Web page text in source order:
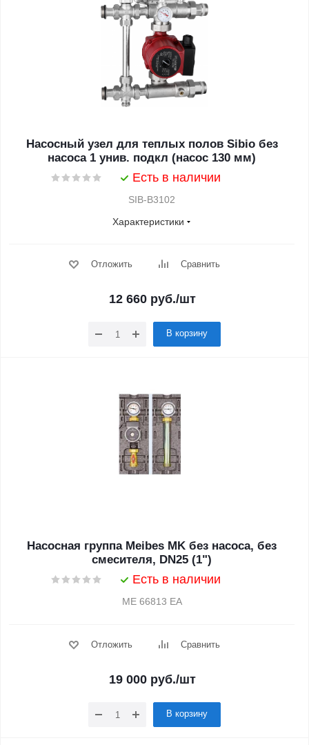
Насосный узел для теплых полов Sibio без
насоса 1 унив. подкл (насос 130 мм)
Есть в наличии
SIB-B3102
Характеристики
Отложить Сравнить
12 660руб./шт
В корзину
Насосная группа Meibes MK без насоса, без
смесителя, DN25 (1")
Есть в наличии
ME 66813 EA
Отложить Сравнить
19 000руб./шт
В корзину